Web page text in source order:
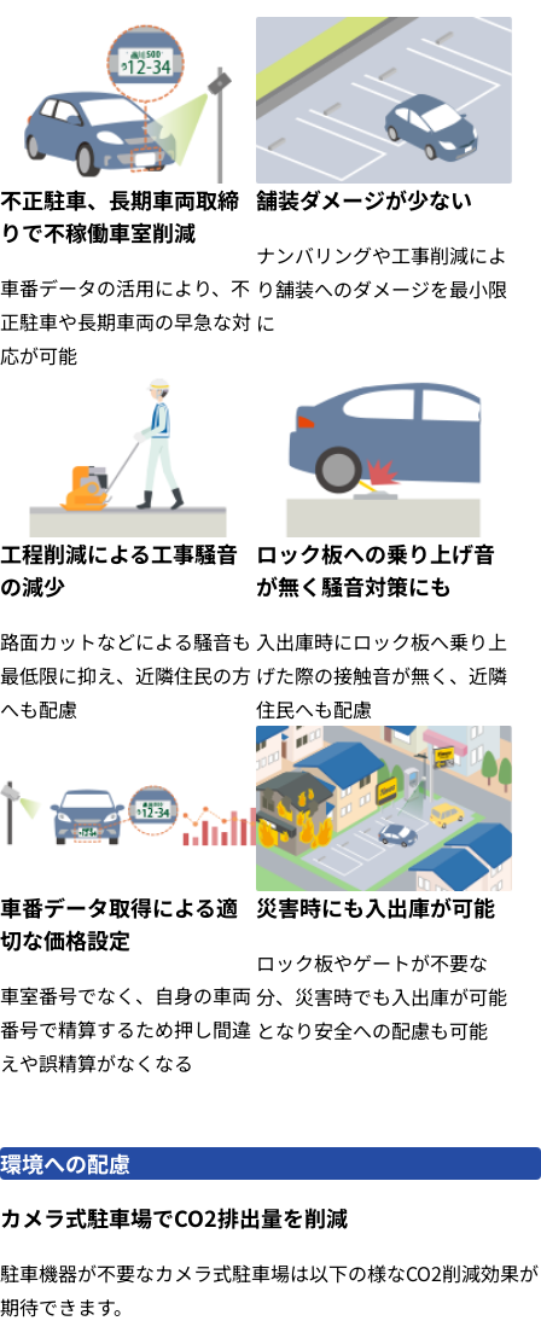
不正駐車、長期車両取締
りで不稼働車室削減
車番データの活用により、不
正駐車や長期車両の早急な対
応が可能
舗装ダメージが少ない
ナンバリングや工事削減によ
り舗装へのダメージを最小限
に
工程削減による工事騒音
の減少
路面カットなどによる騒音も
最低限に抑え、近隣住民の方
へも配慮
ロック板への乗り上げ音
が無く騒音対策にも
入出庫時にロック板へ乗り上
げた際の接触音が無く、近隣
住民へも配慮
車番データ取得による適
切な価格設定
車室番号でなく、自身の車両
番号で精算するため押し間違
えや誤精算がなくなる
災害時にも入出庫が可能
ロック板やゲートが不要な
分、災害時でも入出庫が可能
となり安全への配慮も可能
環境への配慮
カメラ式駐車場でCO2排出量を削減
駐車機器が不要なカメラ式駐車場は以下の様なCO2削減効果が
期待できます。